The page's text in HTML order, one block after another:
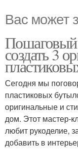
Вас может
Пошаговый
создать 3
Сегодня мы
пластиковых
оригинальные и
дом. Этот мастер-
любит рукоделие,
добавить в